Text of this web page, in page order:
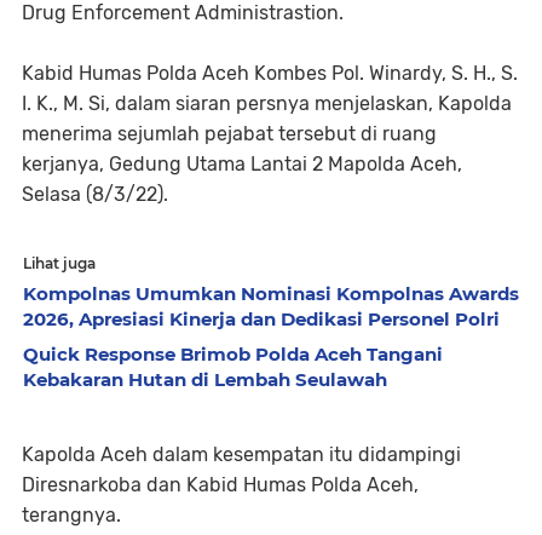
Drug Enforcement Administrastion.
Kabid Humas Polda Aceh Kombes Pol. Winardy, S. H., S.
I. K., M. Si, dalam siaran persnya menjelaskan, Kapolda
menerima sejumlah pejabat tersebut di ruang
kerjanya, Gedung Utama Lantai 2 Mapolda Aceh,
Selasa (8/3/22).
Lihat juga
Kompolnas Umumkan Nominasi Kompolnas Awards
2026, Apresiasi Kinerja dan Dedikasi Personel Polri
Quick Response Brimob Polda Aceh Tangani
Kebakaran Hutan di Lembah Seulawah
Kapolda Aceh dalam kesempatan itu didampingi
Diresnarkoba dan Kabid Humas Polda Aceh,
terangnya.